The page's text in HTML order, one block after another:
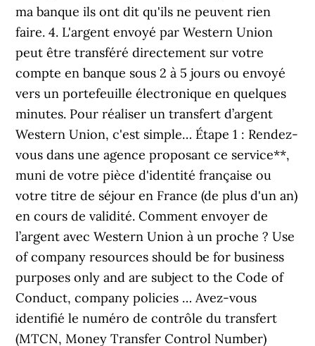
ma banque ils ont dit qu'ils ne peuvent rien
faire. 4. L'argent envoyé par Western Union
peut être transféré directement sur votre
compte en banque sous 2 à 5 jours ou envoyé
vers un portefeuille électronique en quelques
minutes. Pour réaliser un transfert d’argent
Western Union, c'est simple… Étape 1 : Rendez-
vous dans une agence proposant ce service**,
muni de votre pièce d'identité française ou
votre titre de séjour en France (de plus d'un an)
en cours de validité. Comment envoyer de
l’argent avec Western Union à un proche ? Use
of company resources should be for business
purposes only and are subject to the Code of
Conduct, company policies … Avez-vous
identifié le numéro de contrôle du transfert
(MTCN, Money Transfer Control Number)